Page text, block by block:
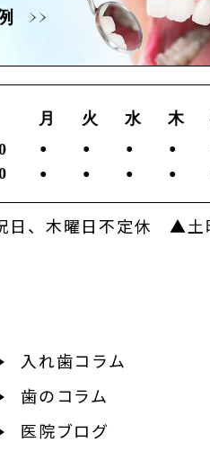
月 火 水 木
● ● ● ●
● ● ● ●
日、木曜日不定休 ▲土
入れ歯コラム
歯のコラム
医院ブログ